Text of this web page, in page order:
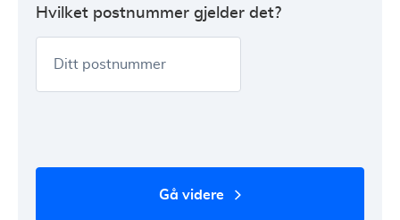
Hvilket postnummer gjelder det?
Ditt postnummer
gå videre